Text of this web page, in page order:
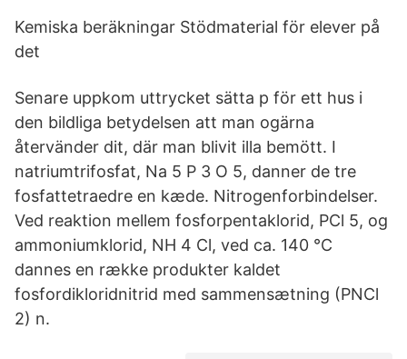
Kemiska beräkningar Stödmaterial för elever på
det
Senare uppkom uttrycket sätta p för ett hus i
den bildliga betydelsen att man ogärna
återvänder dit, där man blivit illa bemött. I
natriumtrifosfat, Na 5 P 3 O 5, danner de tre
fosfattetraedre en kæde. Nitrogenforbindelser.
Ved reaktion mellem fosforpentaklorid, PCl 5, og
ammoniumklorid, NH 4 Cl, ved ca. 140 °C
dannes en række produkter kaldet
fosfordikloridnitrid med sammensætning (PNCl
2) n.